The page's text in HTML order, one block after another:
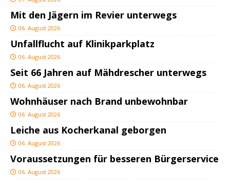
Mit den Jägern im Revier unterwegs
06. August 2026
Unfallflucht auf Klinikparkplatz
06. August 2026
Seit 66 Jahren auf Mähdrescher unterwegs
06. August 2026
Wohnhäuser nach Brand unbewohnbar
06. August 2026
Leiche aus Kocherkanal geborgen
06. August 2026
Voraussetzungen für besseren Bürgerservice
06. August 2026